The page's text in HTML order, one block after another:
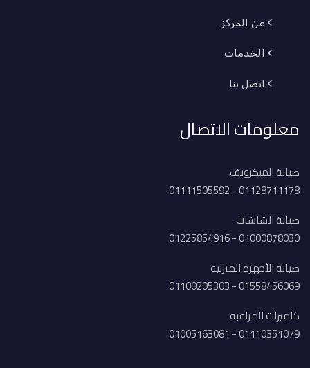
عن المركز
الخدمات
اتصل بنا
معلومات الاتصال
صيانة الميكرويف
01128711178 - 01111505592
صيانة الشاشات
01000878030 - 01225854916
صيانة الأجهزة المنزليه
01558456069 - 01100205303
كاميرات المراقبه
01110351079 - 01005163081